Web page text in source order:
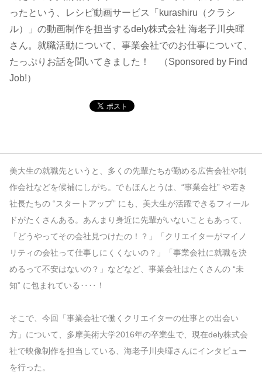
ったという、レシピ動画サービス「kurashiru（クラシ
ル）」の動画制作を担当するdely株式会社 海老子川央暉
さん。就職活動について、事業会社でのお仕事について、
たっぷりお話を聞いてきました！ （Sponsored by Find
Job!）
美大生の就職先というと、多くの先輩たちが勤める広告会社や制
作会社などを候補にしがち。でもほんとうは、“事業会社” や若き
社長たちの “スタートアップ” にも、美大生が活躍できるフィール
ドがたくさんある。あんまり身近に先輩がいないこともあって、
「どうやってその会社見つけたの！？」「クリエイターがマイノ
リティの会社って仕事しにくくないの？」「事業会社に就職を決
めるって不安はないの？」などなど、事業会社はたくさんの “未
知” に包まれている‥‥！
そこで、今回「事業会社で働くクリエイターの仕事との出会い
方」について、多摩美術大学2016年の卒業生で、現在dely株式会
社で映像制作を担当している、海老子川央暉さんにインタビュー
を行った。
このサイトについて
運営会社